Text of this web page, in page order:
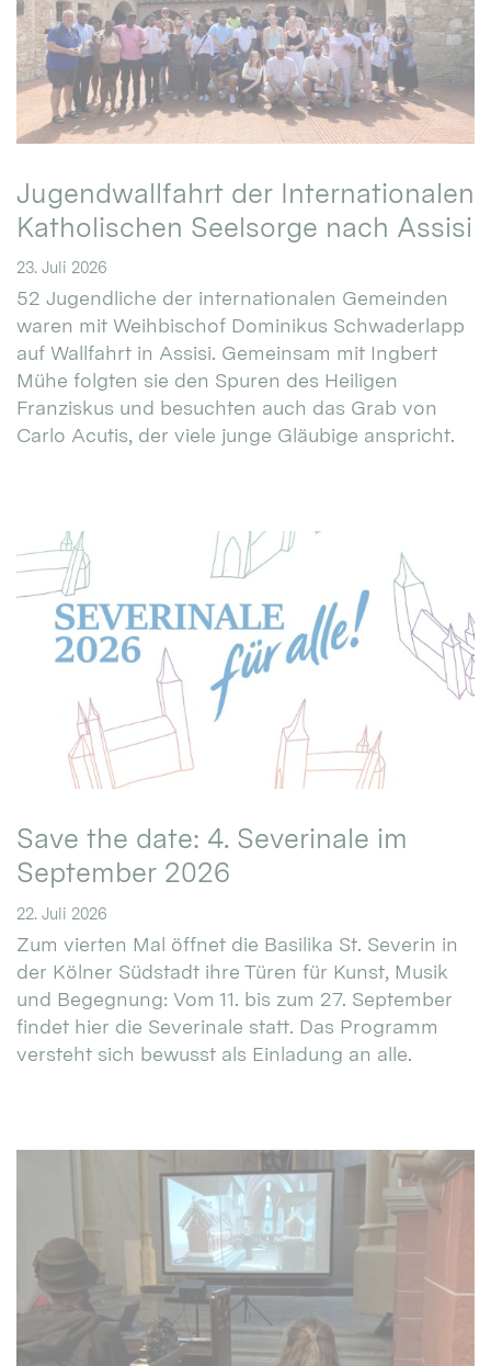
Jugendwallfahrt der Internationalen
Katholischen Seelsorge nach Assisi
23. Juli 2026
52 Jugendliche der internationalen Gemeinden
waren mit Weihbischof Dominikus Schwaderlapp
auf Wallfahrt in Assisi. Gemeinsam mit Ingbert
Mühe folgten sie den Spuren des Heiligen
Franziskus und besuchten auch das Grab von
Carlo Acutis, der viele junge Gläubige anspricht.
Save the date: 4. Severinale im
September 2026
22. Juli 2026
Zum vierten Mal öffnet die Basilika St. Severin in
der Kölner Südstadt ihre Türen für Kunst, Musik
und Begegnung: Vom 11. bis zum 27. September
findet hier die Severinale statt. Das Programm
versteht sich bewusst als Einladung an alle.